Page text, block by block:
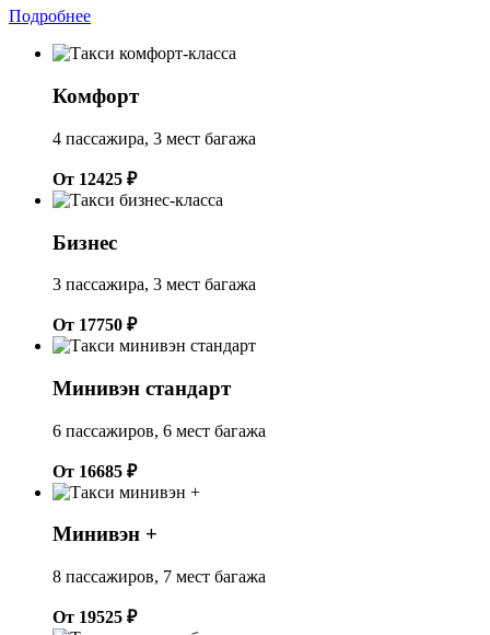
Подробнее
Комфорт
4 пассажира, 3 мест багажа
От 12425 ₽
Бизнес
3 пассажира, 3 мест багажа
От 17750 ₽
Минивэн стандарт
6 пассажиров, 6 мест багажа
От 16685 ₽
Минивэн +
8 пассажиров, 7 мест багажа
От 19525 ₽